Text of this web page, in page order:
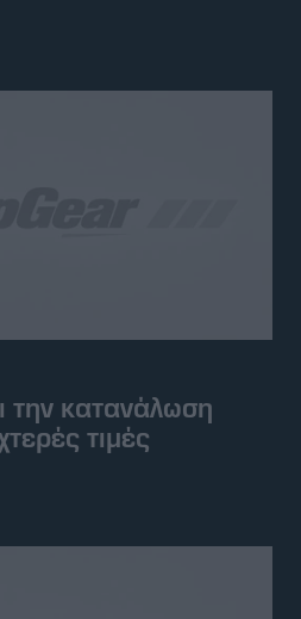
την κατανάλωση
τιμές